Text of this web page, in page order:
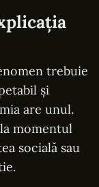
trebuie
și
are unul.
momentul
socială sau